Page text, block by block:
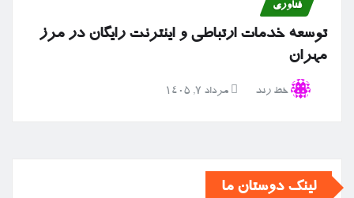
فناوری
توسعه خدمات ارتباطی و اینترنت رایگان در مرز
مهران
خط رند مرداد ۷, ۱۴۰۵
لینک دوستان ما